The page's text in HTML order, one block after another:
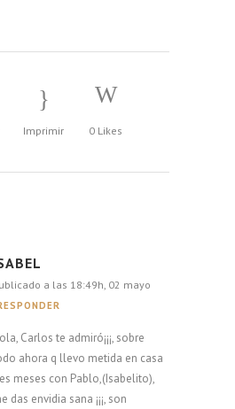
Imprimir 0 Likes
a las 18:49h, 02 mayo
Carlos te admiró¡¡¡, sobre
ahora q llevo metida en casa
meses con Pablo,(Isabelito),
das envidia sana ¡¡¡, son